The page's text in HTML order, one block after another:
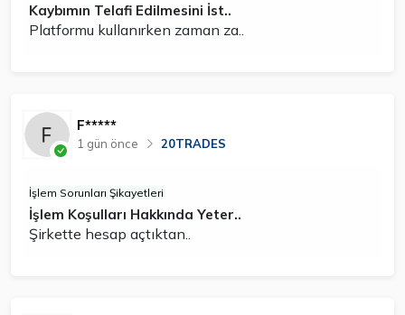
Kaybımın Telafi Edilmesini İst..
Platformu kullanırken zaman za..
F*****
1 gün önce 20TRADES
İşlem Sorunları Şikayetleri
İşlem Koşulları Hakkında Yeter..
Şirkette hesap açtıktan..